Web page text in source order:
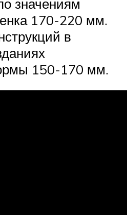
значениям
170-220 мм.
в
150-170 мм.